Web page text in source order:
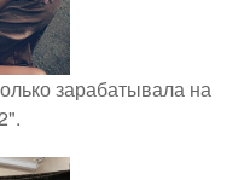
зарабатывала на